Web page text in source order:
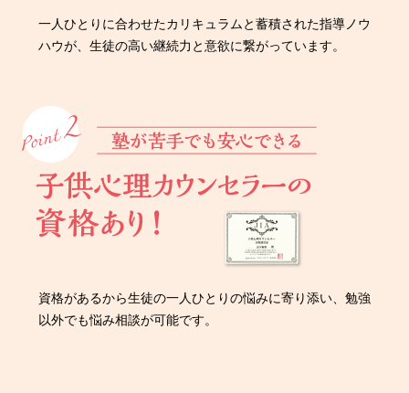
一人ひとりに合わせたカリキュラムと蓄積された指導ノウ
ハウが、生徒の高い継続力と意欲に繋がっています。
資格があるから生徒の一人ひとりの悩みに寄り添い、勉強
以外でも悩み相談が可能です。